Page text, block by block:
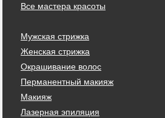
Все мастера красоты
Мужская стрижка
Женская стрижка
Окрашивание волос
Перманентный макияж
Макияж
Лазерная эпиляция